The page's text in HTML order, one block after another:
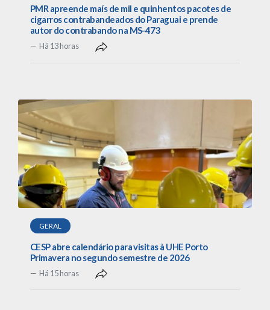
PMR apreende maís de mil e quinhentos pacotes de
cigarros contrabandeados do Paraguai e prende
autor do contrabando na MS-473
Há 13 horas
GERAL
CESP abre calendário para visitas à UHE Porto
Primavera no segundo semestre de 2026
Há 15 horas